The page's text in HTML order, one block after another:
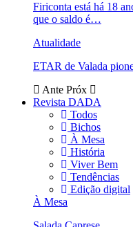
Firiconta está há 18
que o saldo é…
Atualidade
ETAR de Valada
Ante Próx
Revista DADA
Todos
Bichos
À Mesa
História
Viver Bem
Tendências
Edição digital
À Mesa